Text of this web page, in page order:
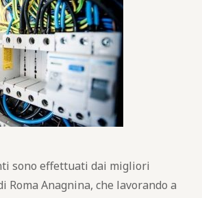
sono effettuati dai migliori
Roma Anagnina, che lavorando a